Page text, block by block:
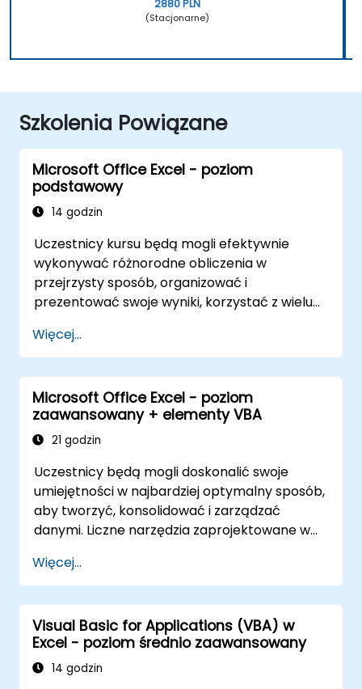
2880 PLN
(Stacjonarne)
Szkolenia Powiązane
Microsoft Office Excel - poziom
podstawowy
14 godzin
Uczestnicy kursu będą mogli efektywnie
wykonywać różnorodne obliczenia w
przejrzysty sposób, organizować i
prezentować swoje wyniki, korzystać z wielu
przyspieszających tworzenie arkuszy
kalkulacyjnych, a także zabezpieczać
obliczenia i ich wyniki przed osobami
nieuprawnionymi.
Więcej...
Microsoft Office Excel - poziom
zaawansowany + elementy VBA
21 godzin
Uczestnicy będą mogli doskonalić swoje
umiejętności w najbardziej optymalny sposób,
aby tworzyć, konsolidować i zarządzać
danymi. Liczne narzędzia zaprojektowane w
skracają czas wykonywanych dotychczas
czynności i mogą pomóc w zaprojektowaniu
aplikacji, która mogłaby wykonywać nowe
zadania.
Więcej...
Visual Basic for Applications (VBA) w
Excel - poziom średnio zaawansowany
14 godzin